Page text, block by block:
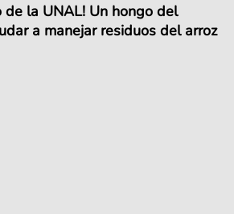
de la UNAL! Un hongo del
a manejar residuos del arroz